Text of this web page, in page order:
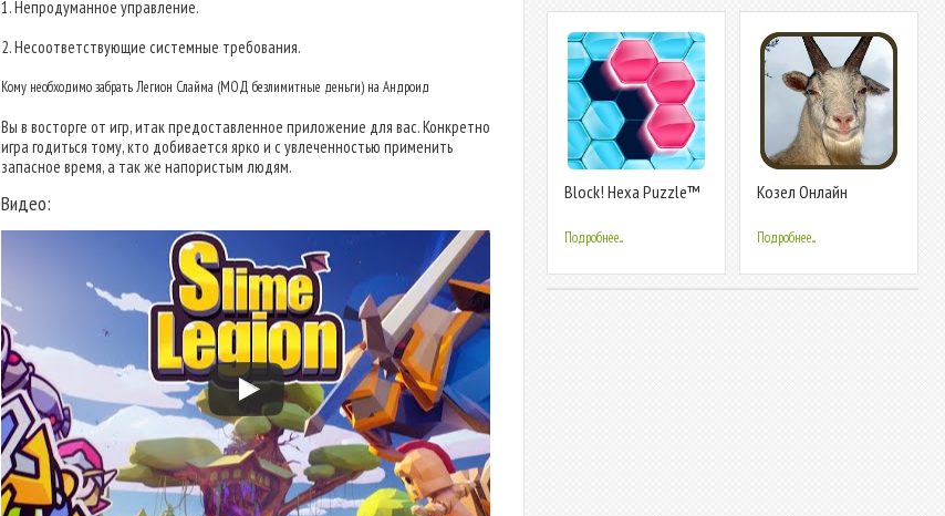
1. Непродуманное управление.
2. Несоответствующие системные требования.
Кому необходимо забрать Легион Слайма (МОД безлимитные деньги) на Андроид
Вы в восторге от игр, итак предоставленное приложение для вас. Конкретно
игра годиться тому, кто добивается ярко и с увлеченностью применить
запасное время, а так же напористым людям.
Видео: Block! Hexa Puzzle™
Подробнее...
Козел Онлайн
Подробнее...